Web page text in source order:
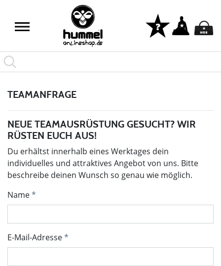
TEAMANFRAGE
NEUE TEAMAUSRÜSTUNG GESUCHT? WIR
RÜSTEN EUCH AUS!
Du erhältst innerhalb eines Werktages dein
individuelles und attraktives Angebot von uns. Bitte
beschreibe deinen Wunsch so genau wie möglich.
Name
E-Mail-Adresse